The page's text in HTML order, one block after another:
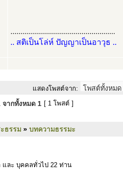
.....................................................
.. สติเป็นโล่ห์ ปัญญาเป็นอาวุธ ..
แสดงโพสต์จาก:
จากทั้งหมด 1 [ 1 โพสต์ ]
ธรรม » บทความธรรมะ
ละ บุคคลทั่วไป 22 ท่าน